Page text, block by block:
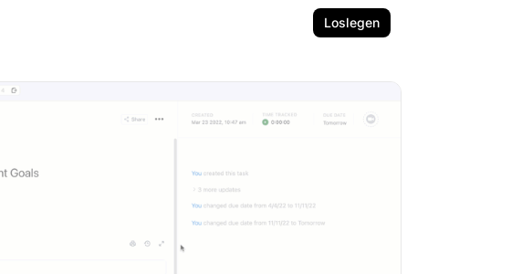
Loslegen